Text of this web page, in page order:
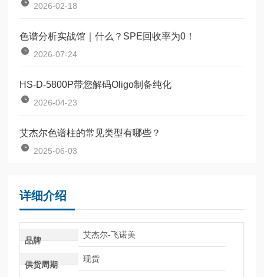
2026-02-18
色谱分析实战馆｜什么？SPE回收率为0！
2026-07-24
HS-D-5800P带您解码Oligo制备纯化
2026-04-23
艾杰尔色谱柱的常见类型有哪些？
2025-06-03
详细介绍
品牌
艾杰尔-飞诺美
供货周期
现货